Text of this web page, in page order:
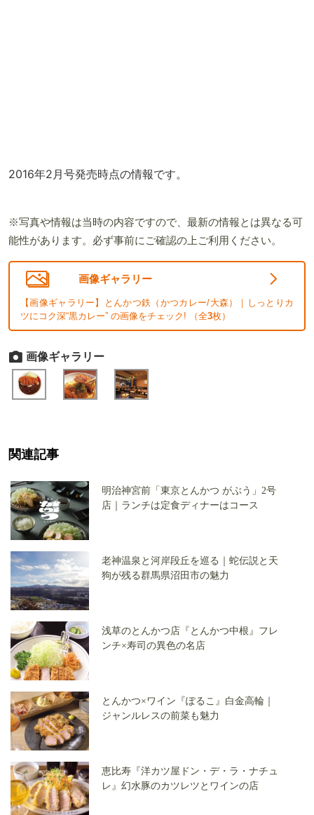
2016年2月号発売時点の情報です。
※写真や情報は当時の内容ですので、最新の情報とは異なる可
能性があります。必ず事前にご確認の上ご利用ください。
画像ギャラリー
【画像ギャラリー】とんかつ鉄（かつカレー/大森）｜しっとりカ
ツにコク深“黒カレー” の画像をチェック! （全3枚）
画像ギャラリー
関連記事
明治神宮前「東京とんかつ がぶう」2号
店｜ランチは定食ディナーはコース
老神温泉と河岸段丘を巡る｜蛇伝説と天
狗が残る群馬県沼田市の魅力
浅草のとんかつ店『とんかつ中根』フレ
ンチ×寿司の異色の名店
とんかつ×ワイン『ぽるこ』白金高輪｜
ジャンルレスの前菜も魅力
恵比寿『洋カツ屋ドン・デ・ラ・ナチュ
レ』幻水豚のカツレツとワインの店